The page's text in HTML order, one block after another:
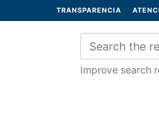
TRANSPARENCIA
Improve search